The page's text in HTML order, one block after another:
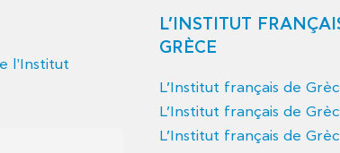
l'Institut
L’INSTITUT
GRÈCE
L’Institut français de
L’Institut français de
L’Institut français de